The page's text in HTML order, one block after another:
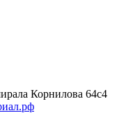
Корнилова 64с4